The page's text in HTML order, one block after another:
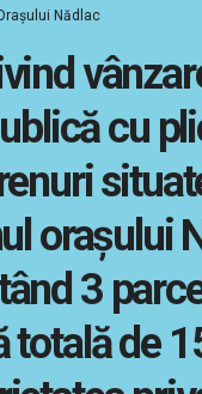
Nădlac
cu
orașului
3
totală de